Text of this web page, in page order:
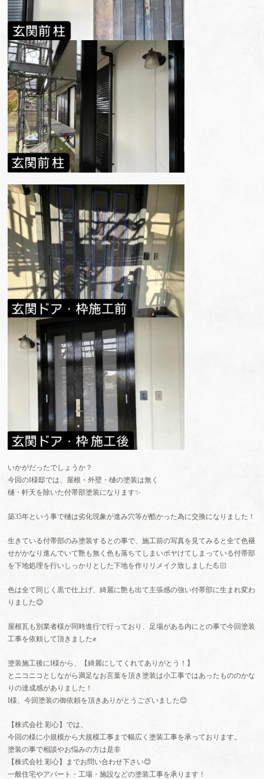
いかがだったでしょうか？
今回のI様邸では、屋根・外壁・樋の塗装は無く
樋・軒天を除いた付帯部塗装になります✨
築35年という事で樋は劣化現象が進み穴等が酷かった為に交換になりました！
生きている付帯部のみ塗装するとの事で、施工前の写真を見てみると全て色褪
せがかなり進んでいて艶も無く色も落ちてしまいボヤけてしまっている付帯部
を下地処理を行いしっかりとした下地を作りリメイク致しました💪🏻
色は全て同じく黒で仕上げ、綺麗に艶も出て主張感の強い付帯部に生まれ変わ
りました😊
屋根瓦も別業者様が同時進行で行っており、足場がある内にとの事で今回塗装
工事を依頼して頂きました✊
塗装施工後にI様から、【綺麗にしてくれてありがとう！】
とニコニコとしながら満足なお言葉を頂き塗装は小工事ではあったもののかな
りの達成感がありました！
I様、今回塗装の御依頼を頂きありがとうございました😊
【株式会社 彩心】では、
今回の様に小規模から大規模工事まで幅広く塗装工事を承っております。
塗装の事で相談やお悩みの方は是非
【株式会社 彩心】までお問い合わせ下さい😊
一般住宅やアパート・工場・施設などの塗装工事を承ります！